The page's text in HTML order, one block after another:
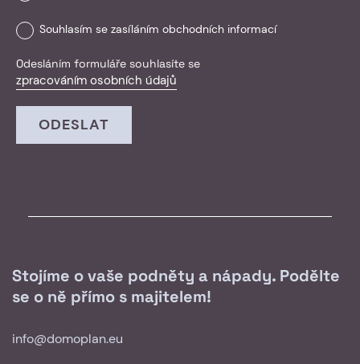
Souhlasím se zasíláním obchodních informací
Odesláním formuláře souhlasíte se
zpracováním osobních údajů
ODESLAT
Stojíme o vaše podněty a nápady. Podělte
se o ně přímo s majitelem!
info@domoplan.eu